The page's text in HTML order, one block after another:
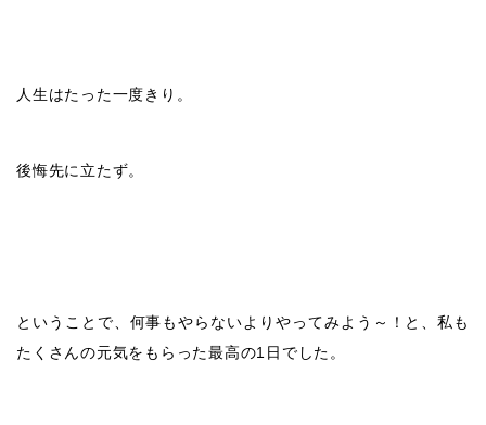
人生はたった一度きり。
後悔先に立たず。
ということで、何事もやらないよりやってみよう～！と、私も
たくさんの元気をもらった最高の1日でした。